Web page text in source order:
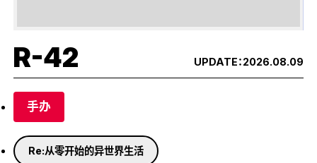
R-42 UPDATE：2026.08.09
手办
Re:从零开始的异世界生活